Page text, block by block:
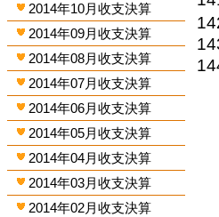
2014年10月收支決算
2014年09月收支決算
2014年08月收支決算
2014年07月收支決算
2014年06月收支決算
2014年05月收支決算
2014年04月收支決算
2014年03月收支決算
2014年02月收支決算